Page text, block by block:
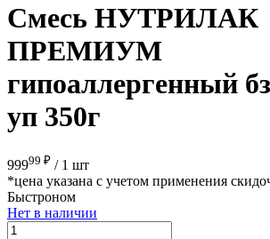
Смесь НУТРИЛАК
ПРЕМИУМ
гипоаллергенный
уп 350г
99999 ₽ / 1 шт
*цена указана с учетом применения
Быстроном
Нет в наличии